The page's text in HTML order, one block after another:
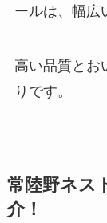
ールは、幅広
高い品質とお
りです。
常陸野ネス
介！